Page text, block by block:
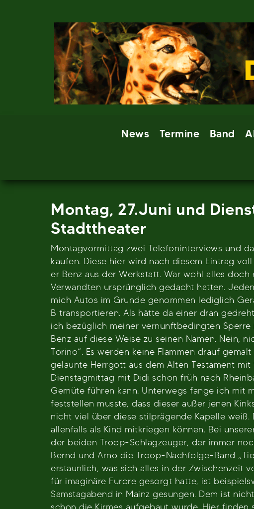
News Termine Band
Montag, 27.Juni und
Stadttheater
Montagvormittag zwei Telefoninterviews und
kaufen. Diese hier wird nach diesem Eintrag
er Benz aus der Werkstatt. War wohl alles
Verwandten ursprünglich gedacht hatten.
mich Autos im Grunde genommen lediglich
B transportieren. Als hätte da einer dran
ich bezüglich meiner vernunftbedingten
Benz auf diese Weise zu seinen Namen. Nein,
Torino“. Es werden keine Flammen drauf
gelaunte Herrgott aus dem Alten Testament mit
Dienstagmittag mit Didi schon früh nach
Gemüte führen kann. Unterwegs fange ich mit
feststellen musste, dass dieser außer jenen
nicht viel über diese stilprägende Kapelle
allenfalls als Kind mitkriegen können. Bei
der beiden Troop-Schlagzeuger, der immer
Bernd und Arno die Troop-Nachfolge-Band
erstaunlich, was sich alles in der Zwischenzeit
für imaginäre Furore gesorgt hatte, ist
Samstagabend in Mainz gesungen. Dem ist
schon die Kirmes aufgebaut wurde. Hier finden